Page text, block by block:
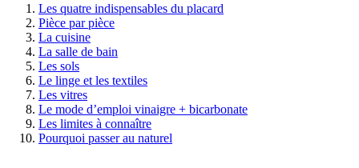
Les quatre indispensables du placard
Pièce par pièce
La cuisine
La salle de bain
Les sols
Le linge et les textiles
Les vitres
Le mode d’emploi vinaigre + bicarbonate
Les limites à connaître
Pourquoi passer au naturel